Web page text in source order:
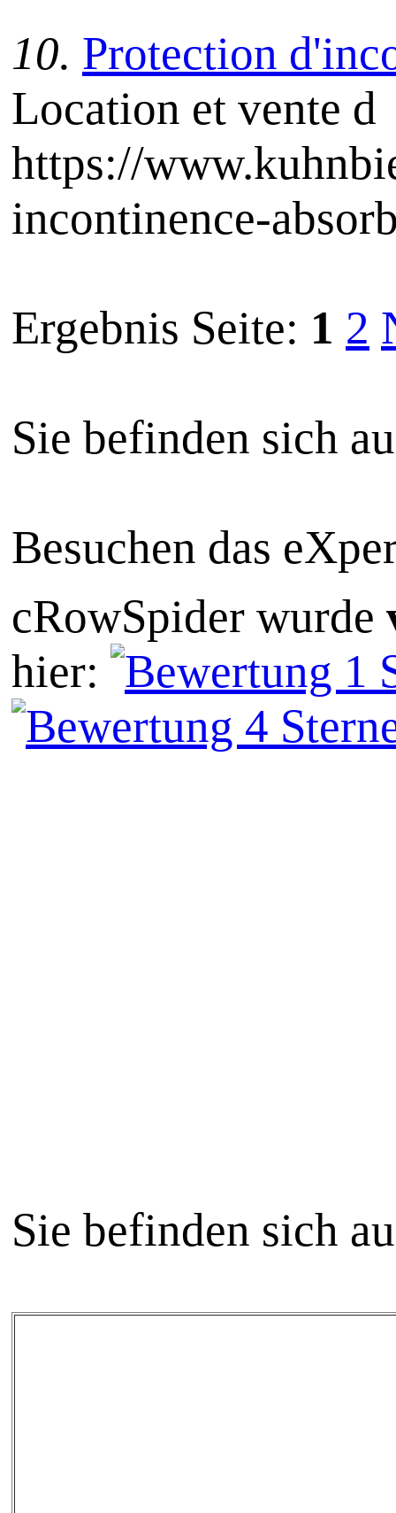
10. Protection
Location et vente d
https://
incontinence-
Ergebnis Seite: 1 2
Sie befinden sich
Besuchen das
cRowSpider wurde
hier:
Sie befinden sich